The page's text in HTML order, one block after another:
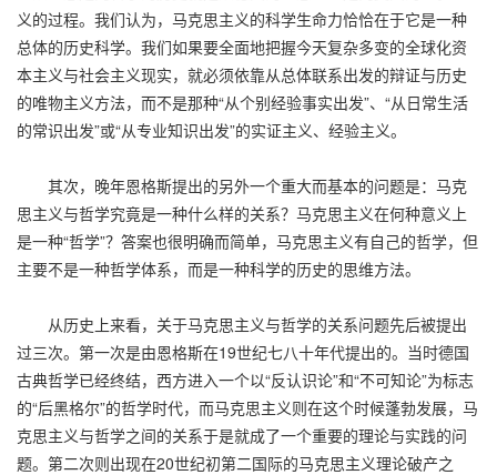
义的过程。我们认为，马克思主义的科学生命力恰恰在于它是一种
总体的历史科学。我们如果要全面地把握今天复杂多变的全球化资
本主义与社会主义现实，就必须依靠从总体联系出发的辩证与历史
的唯物主义方法，而不是那种“从个别经验事实出发”、“从日常生活
的常识出发”或“从专业知识出发”的实证主义、经验主义。
其次，晚年恩格斯提出的另外一个重大而基本的问题是：马克
思主义与哲学究竟是一种什么样的关系？马克思主义在何种意义上
是一种“哲学”？答案也很明确而简单，马克思主义有自己的哲学，但
主要不是一种哲学体系，而是一种科学的历史的思维方法。
从历史上来看，关于马克思主义与哲学的关系问题先后被提出
过三次。第一次是由恩格斯在19世纪七八十年代提出的。当时德国
古典哲学已经终结，西方进入一个以“反认识论”和“不可知论”为标志
的“后黑格尔”的哲学时代，而马克思主义则在这个时候蓬勃发展，马
克思主义与哲学之间的关系于是就成了一个重要的理论与实践的问
题。第二次则出现在20世纪初第二国际的马克思主义理论破产之